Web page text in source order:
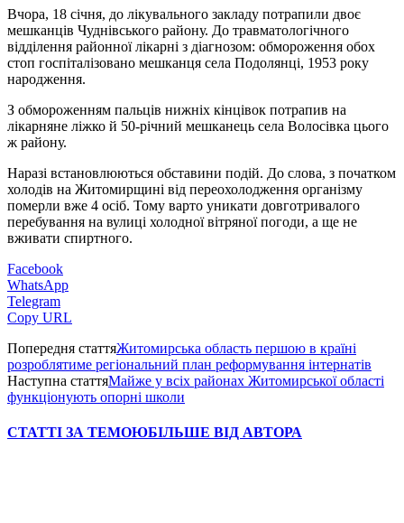
Вчора, 18 січня, до лікувального закладу потрапили двоє
мешканців Чуднівського району. До травматологічного
відділення районної лікарні з діагнозом: обмороження обох
стоп госпіталізовано мешканця села Подолянці, 1953 року
народження.
З обмороженням пальців нижніх кінцівок потрапив на
лікарняне ліжко й 50-річний мешканець села Волосівка цього
ж району.
Наразі встановлюються обставини подій. До слова, з початком
холодів на Житомирщині від переохолодження організму
померли вже 4 осіб. Тому варто уникати довготривалого
перебування на вулиці холодної вітряної погоди, а ще не
вживати спиртного.
Facebook
WhatsApp
Telegram
Copy URL
Попередня статтяЖитомирська область першою в країні
розроблятиме регіональний план реформування інтернатів
Наступна статтяМайже у всіх районах Житомирської області
функціонують опорні школи
СТАТТІ ЗА ТЕМОЮБІЛЬШЕ ВІД АВТОРА